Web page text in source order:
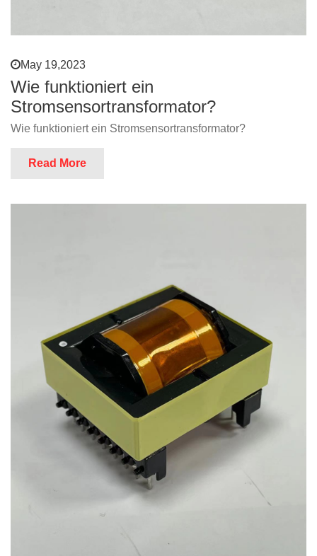
May 19,2023
Wie funktioniert ein
Stromsensortransformator?
Wie funktioniert ein Stromsensortransformator?
Read More